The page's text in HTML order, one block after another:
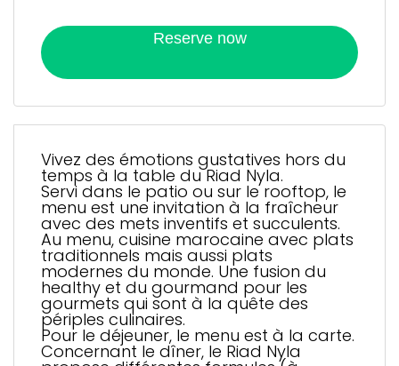
Vivez des émotions gustatives hors du
temps à la table du Riad Nyla.
Servi dans le patio ou sur le rooftop, le
menu est une invitation à la fraîcheur
avec des mets inventifs et succulents.
Au menu, cuisine marocaine avec plats
traditionnels mais aussi plats
modernes du monde. Une fusion du
healthy et du gourmand pour les
gourmets qui sont à la quête des
périples culinaires.
Pour le déjeuner, le menu est à la carte.
Concernant le dîner, le Riad Nyla
Reserve now